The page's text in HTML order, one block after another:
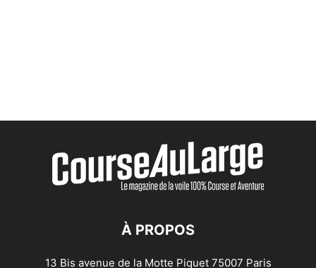
À PROPOS
13 Bis avenue de la Motte Piquet 75007 Paris